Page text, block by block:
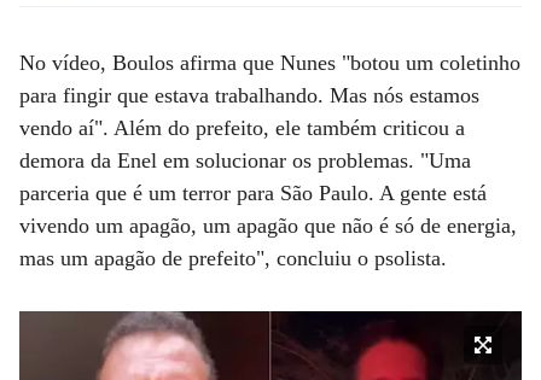
No vídeo, Boulos afirma que Nunes "botou um coletinho
para fingir que estava trabalhando. Mas nós estamos
vendo aí". Além do prefeito, ele também criticou a
demora da Enel em solucionar os problemas. "Uma
parceria que é um terror para São Paulo. A gente está
vivendo um apagão, um apagão que não é só de energia,
mas um apagão de prefeito", concluiu o psolista.